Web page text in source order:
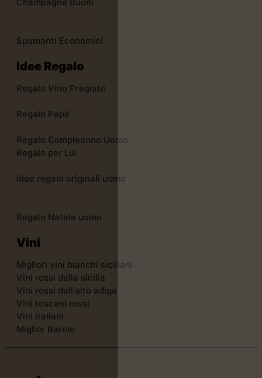
Spumanti Economici
Idee Regalo
Regalo Vino Pregiato
Regalo Papà
Regalo Compleanno Uomo
Regalo per Lui
Idee regalo originali uomo
Regalo Natale uomo
Vini
Migliori vini bianchi siciliani
Vini rossi della sicilia
Vini rossi dell'alto adige
Vini toscani rossi
Vini italiani
Miglior Barolo